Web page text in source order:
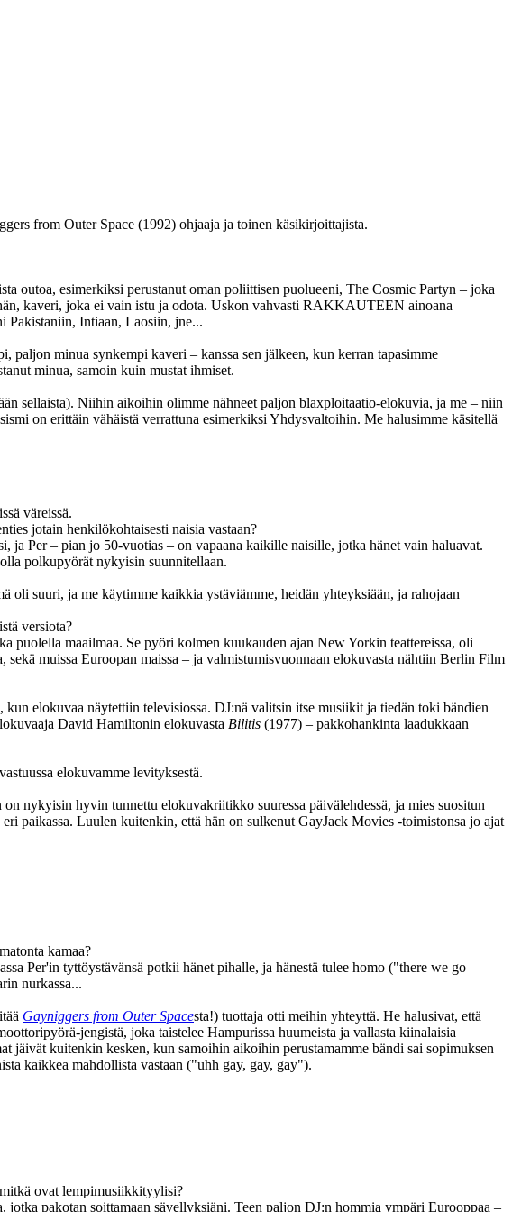
from Outer Space (1992) ohjaaja ja toinen käsikirjoittajista.
outoa, esimerkiksi perustanut oman poliittisen puolueeni, The Cosmic Partyn – joka
kaveri, joka ei vain istu ja odota. Uskon vahvasti RAKKAUTEEN ainoana
Pakistaniin, Intiaan, Laosiin, jne...
paljon minua synkempi kaveri – kanssa sen jälkeen, kun kerran tapasimme
minua, samoin kuin mustat ihmiset.
sellaista). Niihin aikoihin olimme nähneet paljon blaxploitaatio-elokuvia, ja me – niin
on erittäin vähäistä verrattuna esimerkiksi Yhdysvaltoihin. Me halusimme käsitellä
väreissä.
jotain henkilökohtaisesti naisia vastaan?
ja Per – pian jo 50‑vuotias – on vapaana kaikille naisille, jotka hänet vain haluavat.
polkupyörät nykyisin suunnitellaan.
oli suuri, ja me käytimme kaikkia ystäviämme, heidän yhteyksiään, ja rahojaan
versiota?
puolella maailmaa. Se pyöri kolmen kuukauden ajan New Yorkin teattereissa, oli
muissa Euroopan maissa – ja valmistumisvuonnaan elokuvasta nähtiin Berlin Film
elokuvaa näytettiin televisiossa. DJ:nä valitsin itse musiikit ja tiedän toki bändien
David Hamiltonin elokuvasta Bilitis (1977) – pakkohankinta laadukkaan
elokuvamme levityksestä.
on nykyisin hyvin tunnettu elokuvakriitikko suuressa päivälehdessä, ja mies suositun
paikassa. Luulen kuitenkin, että hän on sulkenut GayJack Movies ‑toimistonsa jo ajat
kamaa?
Per'in tyttöystävänsä potkii hänet pihalle, ja hänestä tulee homo ("there we go
nurkassa...
Gayniggers from Outer Spacesta!) tuottaja otti meihin yhteyttä. He halusivat, että
jengistä, joka taistelee Hampurissa huumeista ja vallasta kiinalaisia
jäivät kuitenkin kesken, kun samoihin aikoihin perustamamme bändi sai sopimuksen
kaikkea mahdollista vastaan ("uhh gay, gay, gay").
ovat lempimusiikkityylisi?
pakotan soittamaan sävellyksiäni. Teen paljon DJ:n hommia ympäri Eurooppaa –